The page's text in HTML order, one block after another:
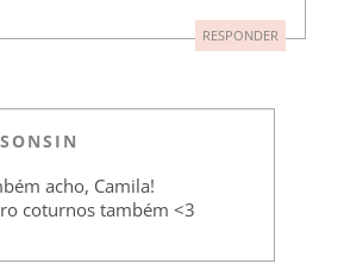
RESPONDER
acho, Camila!
coturnos também <3